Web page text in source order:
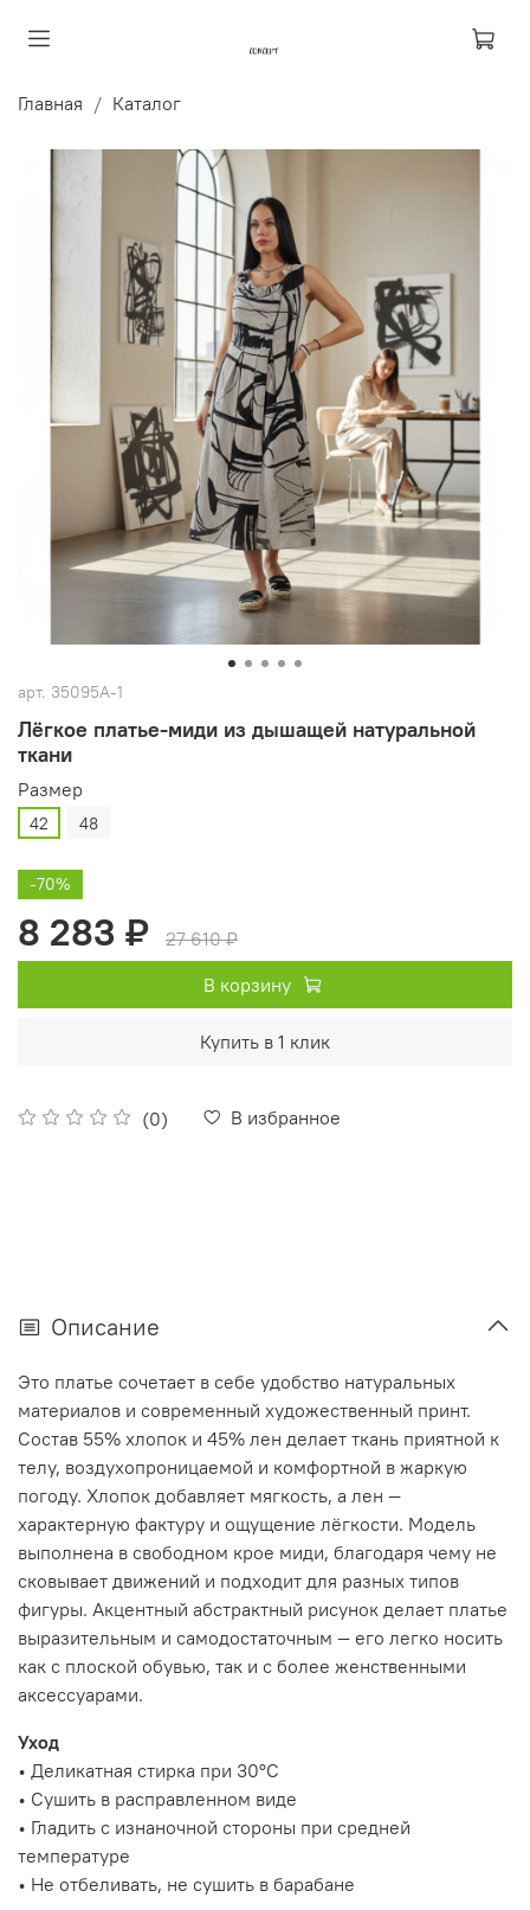
Главная Каталог
арт. 35095A-1
Лёгкое платье‑миди из дышащей натуральной
ткани
(0) В избранное
Размер
42 48
-70%
8 283 ₽
27 610 ₽
В корзину
Купить в 1 клик
Описание
Это платье сочетает в себе удобство натуральных
материалов и современный художественный принт.
Состав 55% хлопок и 45% лен делает ткань приятной к
телу, воздухопроницаемой и комфортной в жаркую
погоду. Хлопок добавляет мягкость, а лен —
характерную фактуру и ощущение лёгкости. Модель
выполнена в свободном крое миди, благодаря чему не
сковывает движений и подходит для разных типов
фигуры. Акцентный абстрактный рисунок делает платье
выразительным и самодостаточным — его легко носить
как с плоской обувью, так и с более женственными
аксессуарами.
Уход
• Деликатная стирка при 30°C
• Сушить в расправленном виде
• Гладить с изнаночной стороны при средней
температуре
• Не отбеливать, не сушить в барабане